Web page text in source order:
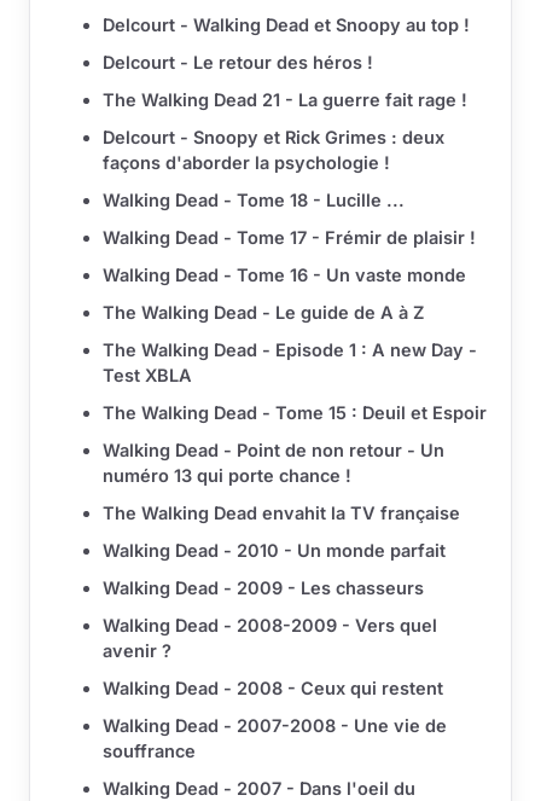
Delcourt - Walking Dead et Snoopy au top !
Delcourt - Le retour des héros !
The Walking Dead 21 - La guerre fait rage !
Delcourt - Snoopy et Rick Grimes : deux
façons d'aborder la psychologie !
Walking Dead - Tome 18 - Lucille ...
Walking Dead - Tome 17 - Frémir de plaisir !
Walking Dead - Tome 16 - Un vaste monde
The Walking Dead - Le guide de A à Z
The Walking Dead - Episode 1 : A new Day -
Test XBLA
The Walking Dead - Tome 15 : Deuil et Espoir
Walking Dead - Point de non retour - Un
numéro 13 qui porte chance !
The Walking Dead envahit la TV française
Walking Dead - 2010 - Un monde parfait
Walking Dead - 2009 - Les chasseurs
Walking Dead - 2008-2009 - Vers quel
avenir ?
Walking Dead - 2008 - Ceux qui restent
Walking Dead - 2007-2008 - Une vie de
souffrance
Walking Dead - 2007 - Dans l'oeil du